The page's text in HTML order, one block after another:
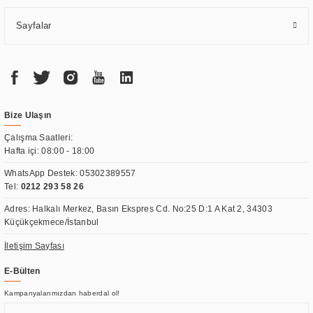
Sayfalar
Bize Ulaşın
Çalışma Saatleri:
Hafta içi: 08:00 - 18:00
WhatsApp Destek:05302389557
Tel: 0212 293 58 26
Adres: Halkalı Merkez, Basın Ekspres Cd. No:25 D:1 A Kat 2, 34303
Küçükçekmece/İstanbul
İletişim Sayfası
E-Bülten
Kampanyalarımızdan haberdal ol!